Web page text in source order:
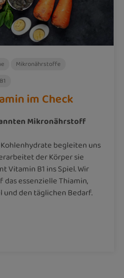
Mikronährstoffe
im Check
Mikronährstoff
begleiten uns
der Körper sie
Vitamin B1 ins Spiel. Wir
essenzielle Thiamin,
den täglichen Bedarf.